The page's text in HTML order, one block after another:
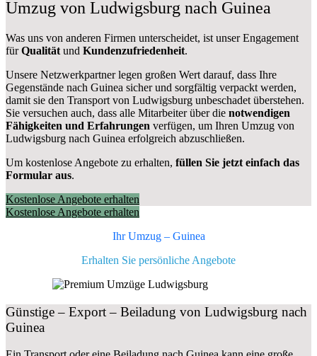
Umzug von Ludwigsburg nach Guinea
Was uns von anderen Firmen unterscheidet, ist unser Engagement
fürQualität und Kundenzufriedenheit.
Unsere Netzwerkpartner legen großen Wert darauf, dass Ihre
Gegenstände nach Guinea sicher und sorgfältig verpackt werden,
damit sie den Transport von Ludwigsburg unbeschadet überstehen.
Sie versuchen auch, dass alle Mitarbeiter über die notwendigen
Fähigkeiten und Erfahrungen verfügen, um Ihren Umzug von
Ludwigsburg nach Guinea erfolgreich abzuschließen.
Um kostenlose Angebote zu erhalten, füllen Sie jetzt einfach das
Formular aus.
Kostenlose Angebote erhalten
Kostenlose Angebote erhalten
Ihr Umzug – Guinea
Erhalten Sie persönliche Angebote
Günstige – Export – Beiladung von Ludwigsburg nach
Guinea